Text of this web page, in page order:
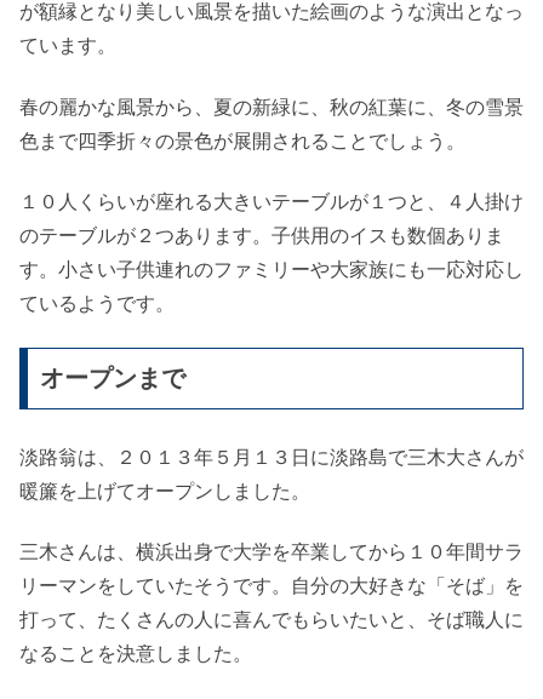
が額縁となり美しい風景を描いた絵画のような演出となっ
ています。
春の麗かな風景から、夏の新緑に、秋の紅葉に、冬の雪景
色まで四季折々の景色が展開されることでしょう。
１０人くらいが座れる大きいテーブルが１つと、４人掛け
のテーブルが２つあります。子供用のイスも数個ありま
す。小さい子供連れのファミリーや大家族にも一応対応し
ているようです。
オープンまで
淡路翁は、２０１３年５月１３日に淡路島で三木大さんが
暖簾を上げてオープンしました。
三木さんは、横浜出身で大学を卒業してから１０年間サラ
リーマンをしていたそうです。自分の大好きな「そば」を
打って、たくさんの人に喜んでもらいたいと、そば職人に
なることを決意しました。